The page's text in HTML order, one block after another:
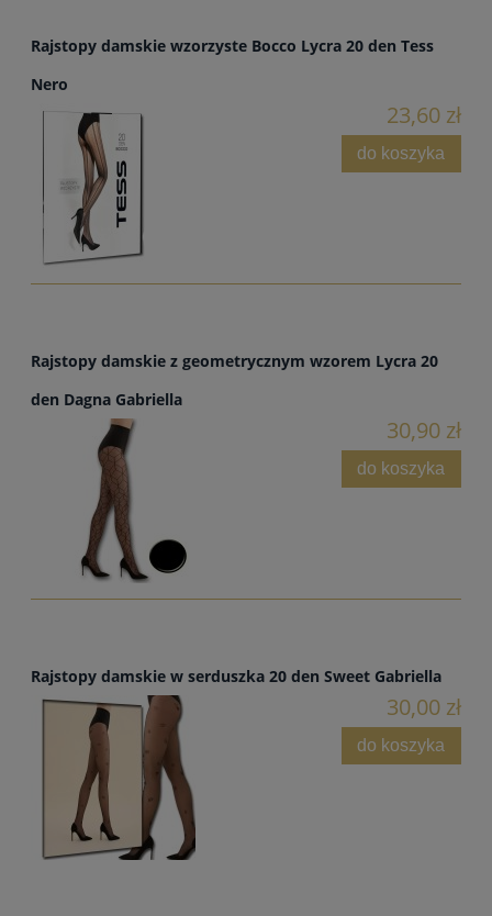
Rajstopy damskie wzorzyste Bocco Lycra 20 den Tess
Nero
23,60 zł
do koszyka
Rajstopy damskie z geometrycznym wzorem Lycra 20
den Dagna Gabriella
30,90 zł
do koszyka
Rajstopy damskie w serduszka 20 den Sweet Gabriella
30,00 zł
do koszyka